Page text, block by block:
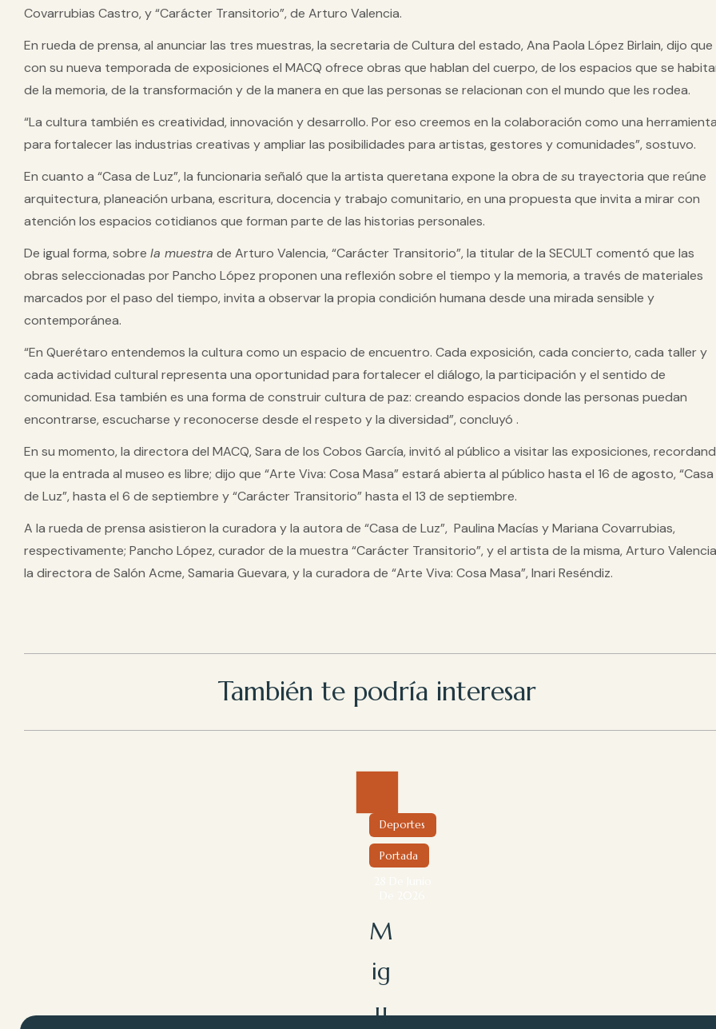
Covarrubias Castro, y “Carácter Transitorio”, de Arturo Valencia.
En rueda de prensa, al anunciar las tres muestras, la secretaria de Cultura del estado, Ana Paola López Birlain, dijo que
con su nueva temporada de exposiciones el MACQ ofrece obras que hablan del cuerpo, de los espacios que se
de la memoria, de la transformación y de la manera en que las personas se relacionan con el mundo que les rodea.
“La cultura también es creatividad, innovación y desarrollo. Por eso creemos en la colaboración como una
para fortalecer las industrias creativas y ampliar las posibilidades para artistas, gestores y comunidades”, sostuvo.
En cuanto a “Casa de Luz”, la funcionaria señaló que la artista queretana expone la obra de su trayectoria que reúne
arquitectura, planeación urbana, escritura, docencia y trabajo comunitario, en una propuesta que invita a mirar con
atención los espacios cotidianos que forman parte de las historias personales.
De igual forma, sobre la muestra de Arturo Valencia, “Carácter Transitorio”, la titular de la SECULT comentó que las
obras seleccionadas por Pancho López proponen una reflexión sobre el tiempo y la memoria, a través de materiales
marcados por el paso del tiempo, invita a observar la propia condición humana desde una mirada sensible y
contemporánea.
“En Querétaro entendemos la cultura como un espacio de encuentro. Cada exposición, cada concierto, cada taller y
cada actividad cultural representa una oportunidad para fortalecer el diálogo, la participación y el sentido de
comunidad. Esa también es una forma de construir cultura de paz: creando espacios donde las personas puedan
encontrarse, escucharse y reconocerse desde el respeto y la diversidad”, concluyó .
En su momento, la directora del MACQ, Sara de los Cobos García, invitó al público a visitar las exposiciones,
que la entrada al museo es libre; dijo que “Arte Viva: Cosa Masa” estará abierta al público hasta el 16 de agosto, “Casa
de Luz”, hasta el 6 de septiembre y “Carácter Transitorio” hasta el 13 de septiembre.
A la rueda de prensa asistieron la curadora y la autora de “Casa de Luz”, Paulina Macías y Mariana Covarrubias,
respectivamente; Pancho López, curador de la muestra “Carácter Transitorio”, y el artista de la misma, Arturo
la directora de Salón Acme, Samaria Guevara, y la curadora de “Arte Viva: Cosa Masa”, Inari Reséndiz.
También te podría interesar
Deportes
Portada
M
ig
u